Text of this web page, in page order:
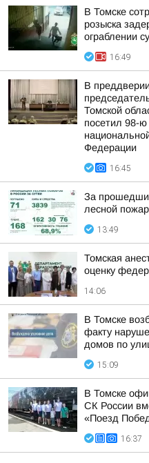
В Томске
розыска
ограблении
16:49
В
Томской
посетил 98-
Федерации
16:45
За
лесной
13:49
Томская
оценку
14:06
В Томске
факту
домов по
15:09
В Томске
СК России
«Поезд
16:37